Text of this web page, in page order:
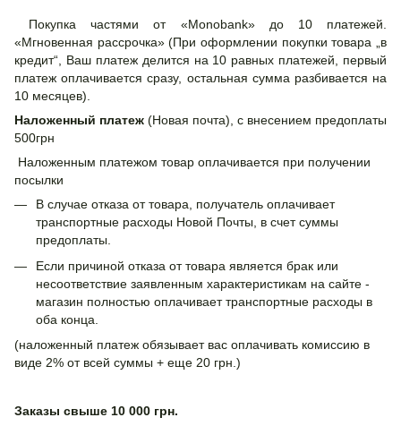
Покупка частями от «Monobank» до 10 платежей.
«Мгновенная рассрочка» (При оформлении покупки товара „в
кредит“, Ваш платеж делится на 10 равных платежей, первый
платеж оплачивается сразу, остальная сумма разбивается на
10 месяцев).
Наложенный платеж (Новая почта), с внесением предоплаты
500грн
Наложенным платежом товар оплачивается при получении
посылки
В случае отказа от товара, получатель оплачивает
транспортные расходы Новой Почты, в счет суммы
предоплаты.
Если причиной отказа от товара является брак или
несоответствие заявленным характеристикам на сайте -
магазин полностью оплачивает транспортные расходы в
оба конца.
(наложенный платеж обязывает вас оплачивать комиссию в
виде 2% от всей суммы + еще 20 грн.)
Заказы свыше 10 000 грн.